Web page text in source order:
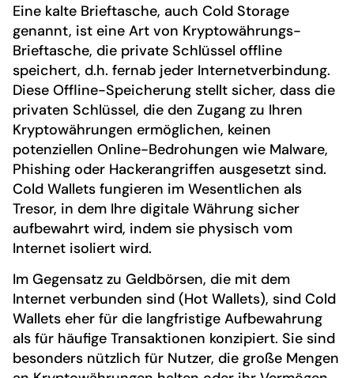
Eine kalte Brieftasche, auch Cold Storage
genannt, ist eine Art von Kryptowährungs-
Brieftasche, die private Schlüssel offline
speichert, d.h. fernab jeder Internetverbindung.
Diese Offline-Speicherung stellt sicher, dass die
privaten Schlüssel, die den Zugang zu Ihren
Kryptowährungen ermöglichen, keinen
potenziellen Online-Bedrohungen wie Malware,
Phishing oder Hackerangriffen ausgesetzt sind.
Cold Wallets fungieren im Wesentlichen als
Tresor, in dem Ihre digitale Währung sicher
aufbewahrt wird, indem sie physisch vom
Internet isoliert wird.
Im Gegensatz zu Geldbörsen, die mit dem
Internet verbunden sind (Hot Wallets), sind Cold
Wallets eher für die langfristige Aufbewahrung
als für häufige Transaktionen konzipiert. Sie sind
besonders nützlich für Nutzer, die große Mengen